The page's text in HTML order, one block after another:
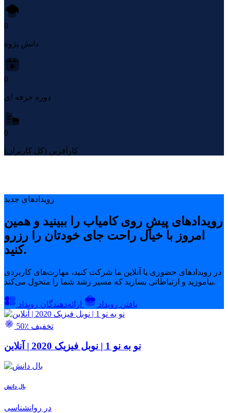
0
دانش پژوه
0
دوره حرفه ای
0
کارآفرین (کل کاربران)
رویدادهای جدید
رویدادهای پیشِ روی کامیاب را ببینید و همین
امروز با خیال راحت جای خودتان را رزرو
کنید.
در رویدادهای حضوری یا آنلاین ما شرکت کنید، مهارت‌های کاربردی
بیاموزید و ارتباطاتی بسازید که مسیر رشد شما را متحول می‌کند.
یافتن رویداد ارائه‌دهندگان رویداد
50٪ تخفیف
نو به نو 1 | نوبل فیزیک 2020 | آنلاین
بال دانش
در روانشناسی